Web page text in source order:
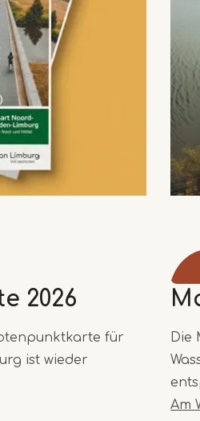
2026
für
ist wieder
Die
Am